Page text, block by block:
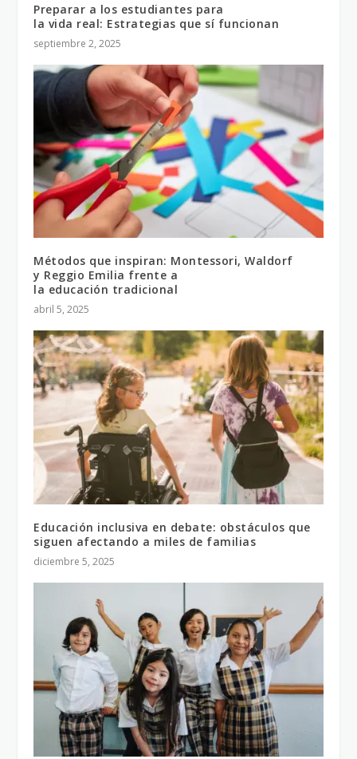
Preparar a los estudiantes para
la vida real: Estrategias que sí funcionan
septiembre 2, 2025
Métodos que inspiran: Montessori, Waldorf
y Reggio Emilia frente a
la educación tradicional
abril 5, 2025
Educación inclusiva en debate: obstáculos que
siguen afectando a miles de familias
diciembre 5, 2025